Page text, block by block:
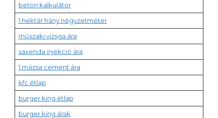
beton kalkulátor
1 hektár hány négyzetméter
műszaki vizsga ára
saxenda injekció ára
1 mázsa cement ára
kfc étlap
burger king étlap
burger king árak